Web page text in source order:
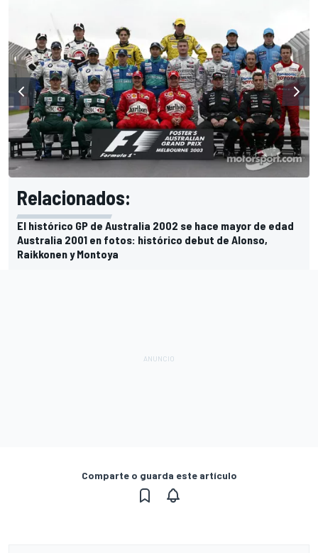
Relacionados:
El histórico GP de Australia 2002 se hace mayor de edad
Australia 2001 en fotos: histórico debut de Alonso,
Raikkonen y Montoya
Comparte o guarda este artículo